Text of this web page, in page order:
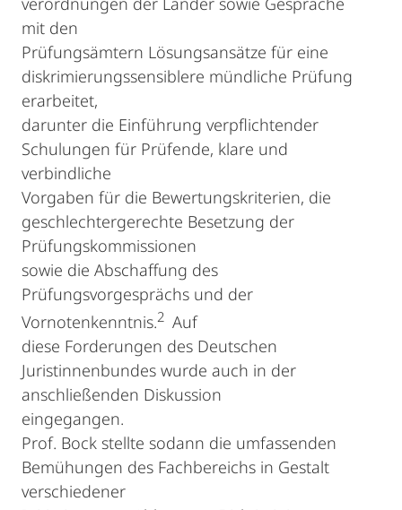
mit den
Prüfungsämtern Lösungsansätze für eine
diskrimierungssensiblere mündliche Prüfung
erarbeitet,
darunter die Einführung verpflichtender
Schulungen für Prüfende, klare und
verbindliche
Vorgaben für die Bewertungskriterien, die
geschlechtergerechte Besetzung der
Prüfungskommissionen
sowie die Abschaffung des
Prüfungsvorgesprächs und der
Vornotenkenntnis.2 Auf
diese Forderungen des Deutschen
Juristinnenbundes wurde auch in der
anschließenden Diskussion
eingegangen.
Prof. Bock stellte sodann die umfassenden
Bemühungen des Fachbereichs in Gestalt
verschiedener